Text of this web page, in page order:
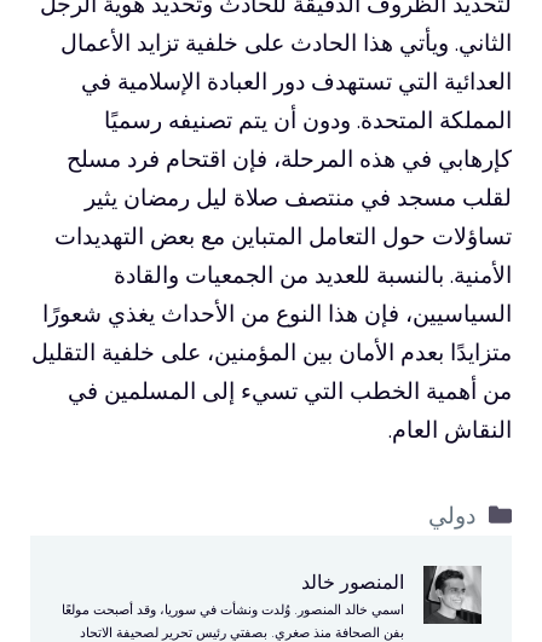
الثاني. ويأتي هذا الحادث على خلفية تزايد الأعمال
العدائية التي تستهدف دور العبادة الإسلامية في
المملكة المتحدة. ودون أن يتم تصنيفه رسميًا
كإرهابي في هذه المرحلة، فإن اقتحام فرد مسلح
لقلب مسجد في منتصف صلاة ليل رمضان يثير
تساؤلات حول التعامل المتباين مع بعض التهديدات
الأمنية. بالنسبة للعديد من الجمعيات والقادة
السياسيين، فإن هذا النوع من الأحداث يغذي شعورًا
متزايدًا بعدم الأمان بين المؤمنين، على خلفية التقليل
من أهمية الخطب التي تسيء إلى المسلمين في
النقاش العام.
التصنيفات
دولي
المنصور خالد
اسمي خالد المنصور. وُلدت ونشأت في سوريا، وقد أصبحت مولعًا
بفن الصحافة منذ صغري. بصفتي رئيس تحرير لصحيفة الاتحاد